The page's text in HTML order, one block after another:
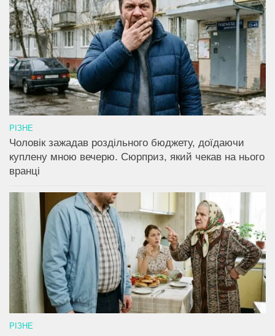
РІЗНЕ
Чоловік зажадав роздільного бюджету, доїдаючи
куплену мною вечерю. Сюрприз, який чекав на нього
вранці
РІЗНЕ